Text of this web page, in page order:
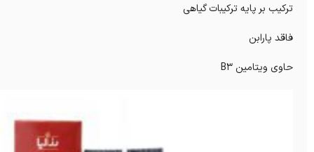
ترکیب بر پایه ترکیبات گیاهی
فاقد پارابن
حاوی ویتامین B3